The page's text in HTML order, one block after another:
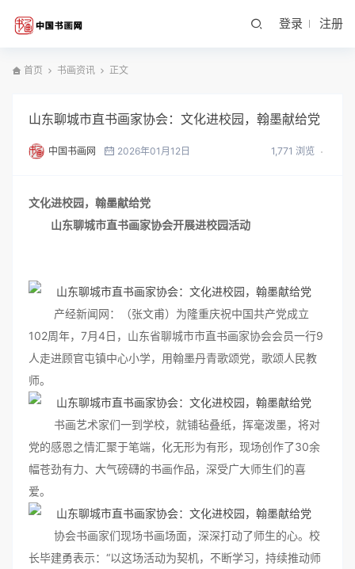
登录 注册
首页 书画资讯 正文
山东聊城市直书画家协会：文化进校园，翰墨献给党
中国书画网 2026年01月12日 1,771 浏览
文化进校园，翰墨献给党
山东聊城市直书画家协会开展进校园活动
产经新闻网：（张文甫）为隆重庆祝中国共产党成立
102周年，7月4日，山东省聊城市市直书画家协会会员一行9
人走进顾官屯镇中心小学，用翰墨丹青歌颂党，歌颂人民教
师。
书画艺术家们一到学校，就铺毡叠纸，挥毫泼墨，将对
党的感恩之情汇聚于笔端，化无形为有形，现场创作了30余
幅苍劲有力、大气磅礴的书画作品，深受广大师生们的喜
爱。
协会书画家们现场书画场面，深深打动了师生的心。校
长毕建勇表示：“以这场活动为契机，不断学习，持续推动师